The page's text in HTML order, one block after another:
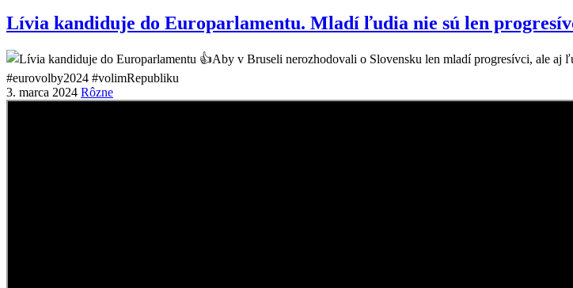
Lívia kandiduje do Europarlamentu. Mladí ľudia nie sú len
3. marca 2024 Rôzne